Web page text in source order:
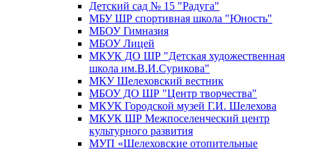
Детский сад № 15 "Радуга"
МБУ ШР спортивная школа "Юность"
МБОУ Гимназия
МБОУ Лицей
МКУК ДО ШР "Детская художественная
школа им.В.И.Сурикова"
МКУ Шелеховский вестник
МБОУ ДО ШР "Центр творчества"
МКУК Городской музей Г.И. Шелехова
МКУК ШР Межпоселенческий центр
культурного развития
МУП «Шелеховские отопительные